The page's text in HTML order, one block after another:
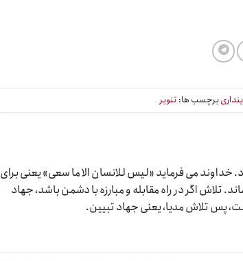
برچسب ها: تنویر
می فرماید «لیس للانسان الا ما سعی» یعنی برای
اگر در راه مقابله و مبارزه با دشمن باشد، جهاد
پس تلاش مدیا، یعنی جهاد تبیین.